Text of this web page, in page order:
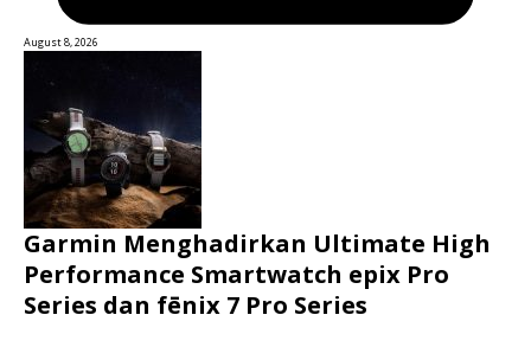
August 8, 2026
Garmin Menghadirkan Ultimate High
Performance Smartwatch epix Pro
Series dan fēnix 7 Pro Series